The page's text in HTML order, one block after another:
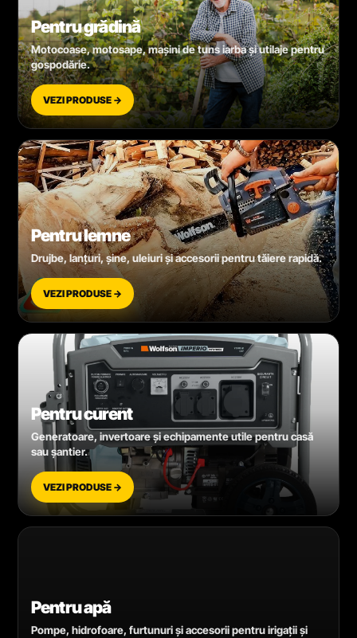
Pentru grădină
Motocoase, motosape, mașini de tuns iarba și utilaje pentru
gospodărie.
VEZI PRODUSE →
Pentru lemne
Drujbe, lanțuri, șine, uleiuri și accesorii pentru tăiere rapidă.
VEZI PRODUSE →
Pentru curent
Generatoare, invertoare și echipamente utile pentru casă
sau șantier.
VEZI PRODUSE →
Pentru apă
Pompe, hidrofoare, furtunuri și accesorii pentru irigații și